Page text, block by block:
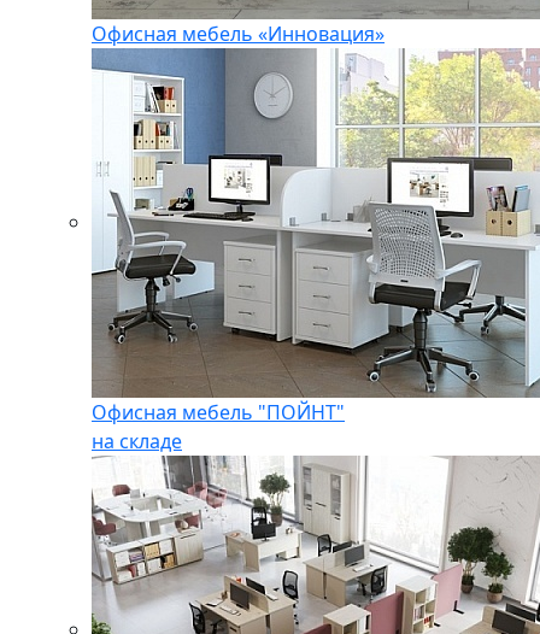
Офисная мебель «Инновация»
Офисная мебель "ПОЙНТ"
на складе